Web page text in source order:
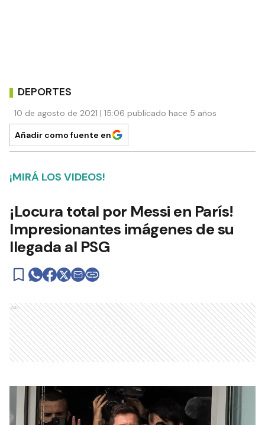
DEPORTES
10 de agosto de 2021 | 15:06 publicado hace 5 años
Añadir como fuente en
¡MIRÁ LOS VIDEOS!
¡Locura total por Messi en París!
Impresionantes imágenes de su
llegada al PSG
Ads